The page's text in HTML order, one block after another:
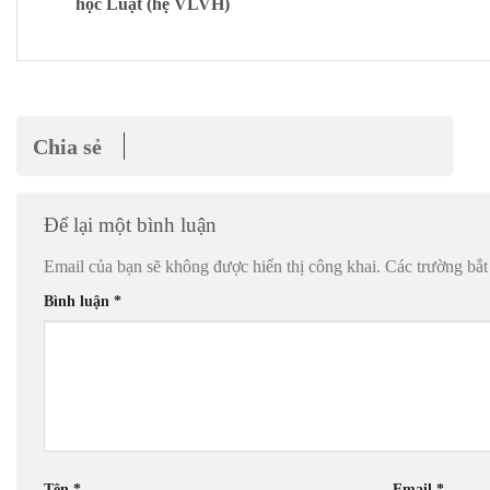
học Luật (hệ VLVH)
Chia sẻ
Để lại một bình luận
Email của bạn sẽ không được hiển thị công khai. Các trường
Bình luận *